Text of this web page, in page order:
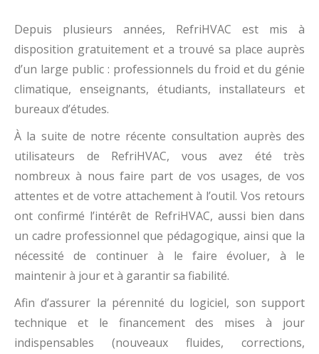
Depuis plusieurs années, RefriHVAC est mis à
disposition gratuitement et a trouvé sa place auprès
d’un large public : professionnels du froid et du génie
climatique, enseignants, étudiants, installateurs et
bureaux d’études.
À la suite de notre récente consultation auprès des
utilisateurs de RefriHVAC, vous avez été très
nombreux à nous faire part de vos usages, de vos
attentes et de votre attachement à l’outil. Vos retours
ont confirmé l’intérêt de RefriHVAC, aussi bien dans
un cadre professionnel que pédagogique, ainsi que la
nécessité de continuer à le faire évoluer, à le
maintenir à jour et à garantir sa fiabilité.
Afin d’assurer la pérennité du logiciel, son support
technique et le financement des mises à jour
indispensables (nouveaux fluides, corrections,